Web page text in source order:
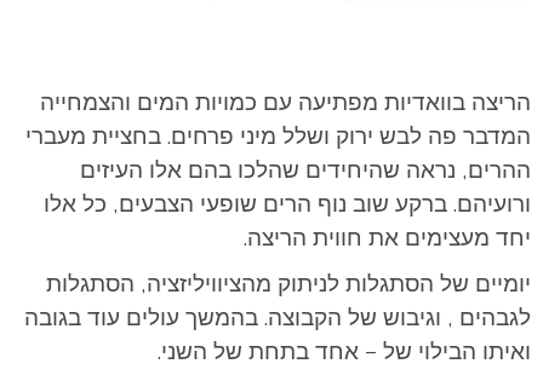
הריצה בוואדיות מפתיעה עם כמויות המים והצמחייה
המדבר פה לבש ירוק ושלל מיני פרחים. בחציית מעברי
ההרים, נראה שהיחידים שהלכו בהם אלו העיזים
ורועיהם. ברקע שוב נוף הרים שופעי הצבעים, כל אלו
יחד מעצימים את חווית הריצה.
יומיים של הסתגלות לניתוק מהציוויליזציה, הסתגלות
לגבהים , וגיבוש של הקבוצה. בהמשך עולים עוד בגובה
ואיתו הבילוי של – אחד בתחת של השני.